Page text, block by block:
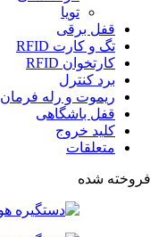
تویا
قفل برقی
تگ و کارت RFID
کارتخوان RFID
برد کنترل
ریموت و رله فرمان
قفل باشگاهی
کلید خروج
متعلقات
فروخته شده